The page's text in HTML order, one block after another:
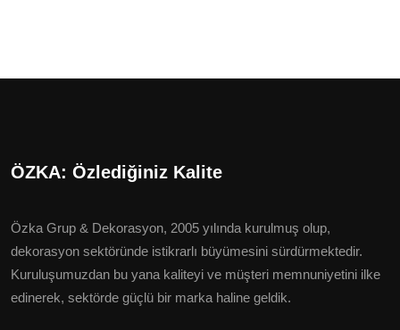
ÖZKA: Özlediğiniz Kalite
Özka Grup & Dekorasyon, 2005 yılında kurulmuş olup,
dekorasyon sektöründe istikrarlı büyümesini sürdürmektedir.
Kuruluşumuzdan bu yana kaliteyi ve müşteri memnuniyetini ilke
edinerek, sektörde güçlü bir marka haline geldik.